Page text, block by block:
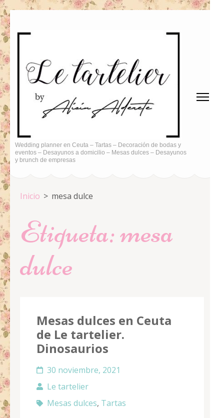
Saltar
al
(presiona
la
tecla
Wedding planner en Ceuta – Tartas – Decoración de bodas y
eventos – Desayunos a domicilio – Mesas dulces – Desayunos
y brunch de empresas
Inicio > mesa dulce
Etiqueta:mesa
dulce
Mesas dulces en Ceuta
de Le tartelier.
Dinosaurios
30 noviembre, 2021
Le tartelier
Mesas dulces, Tartas